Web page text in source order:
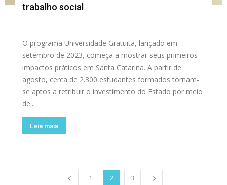
trabalho social
O programa Universidade Gratuita, lançado em
setembro de 2023, começa a mostrar seus primeiros
impactos práticos em Santa Catarina. A partir de
agosto, cerca de 2.300 estudantes formados tornam-
se aptos a retribuir o investimento do Estado por meio
de...
Leia mais
1 2 3